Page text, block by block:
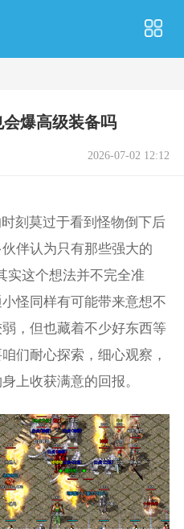
爆高级装备吗
2026-07-02 12:12
刻莫过于看到怪物倒下后
伴认为只有那些强大的
实这个想法并不完全准
怪同样有可能带来意想不
，但也藏着不少好东西等
们耐心探索，细心观察，
上收获满意的回报。